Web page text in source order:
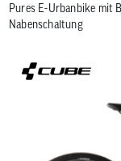
Pures E-Urbanbike mit
Nabenschaltung